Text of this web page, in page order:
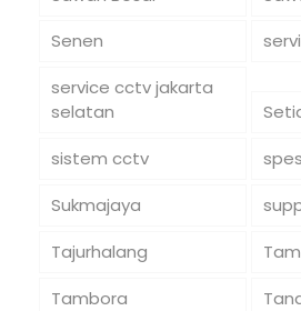
Senen
service cctv jakarta
selatan
sistem cctv
Sukmajaya
Tajurhalang
Tambora